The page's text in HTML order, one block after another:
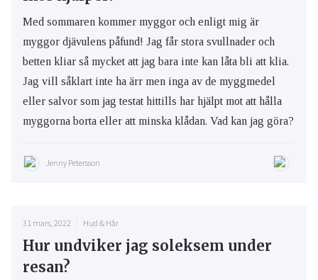
Med sommaren kommer myggor och enligt mig är
myggor djävulens påfund! Jag får stora svullnader och
betten kliar så mycket att jag bara inte kan låta bli att klia.
Jag vill såklart inte ha ärr men inga av de myggmedel
eller salvor som jag testat hittills har hjälpt mot att hålla
myggorna borta eller att minska klådan. Vad kan jag göra?
Jenny Petersson
31 mars, 2022 Hud & Hår
Hur undviker jag soleksem under
resan?